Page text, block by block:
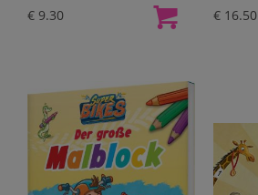
€ 9.30
€ 16.50